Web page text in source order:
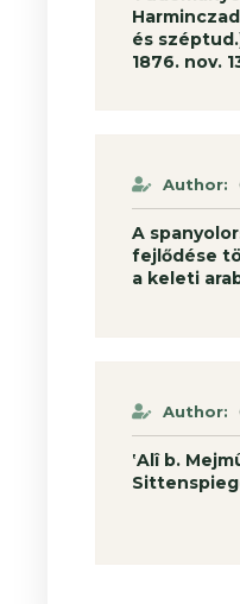
és
1876. nov.
Author:
A
fejlődése
a keleti
Author:
‛Alî b.